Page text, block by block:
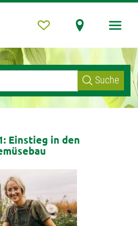
Suche
Einstieg in den